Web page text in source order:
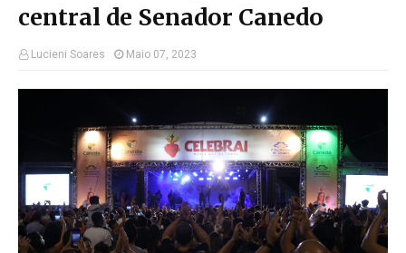
central de Senador Canedo
Lucieni Soares Maio 07, 2023